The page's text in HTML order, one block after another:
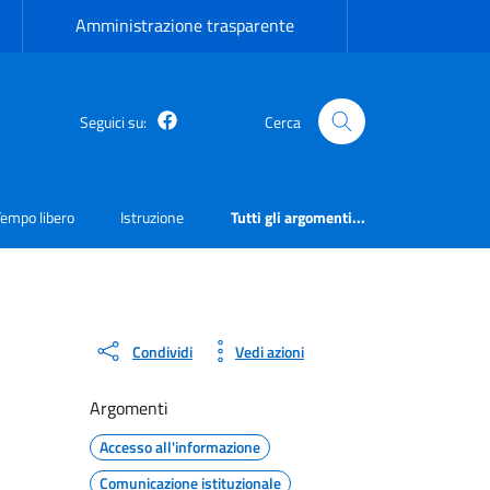
Amministrazione trasparente
Seguici su: Facebook Cerca
libero Istruzione Tutti gli argomenti...
Condividi Vedi azioni
Argomenti
Accesso all'informazione
Comunicazione istituzionale